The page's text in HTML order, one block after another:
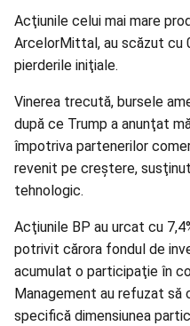
Acţiunile celui mai mare
ArcelorMittal, au scăzut cu
pierderile iniţiale.
Vinerea trecută, bursele
după ce Trump a anunţat
împotriva partenerilor
revenit pe creştere,
tehnologic.
Acţiunile BP au urcat cu
potrivit cărora fondul de
acumulat o participaţie în
Management au refuzat
specifică dimensiunea